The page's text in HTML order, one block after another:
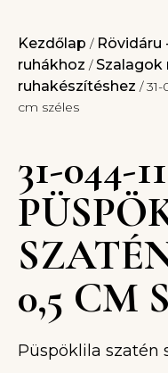
Kezdőlap / Rövidáru
ruhákhoz /Szalagok
ruhakészítéshez /
cm széles
31-044-11
0,5 CM
Püspöklila szatén